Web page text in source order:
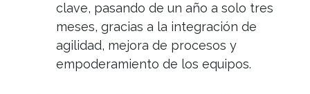
clave, pasando de un año a solo tres
meses, gracias a la integración de
agilidad, mejora de procesos y
empoderamiento de los equipos.